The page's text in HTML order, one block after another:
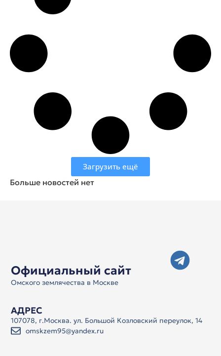
Загрузить ещё
Больше новостей нет
Официальный сайт
Омского землячества в Москве
АДРЕС
107078, г.Москва. ул. Большой Козловский переулок, 14
omskzem95@yandex.ru